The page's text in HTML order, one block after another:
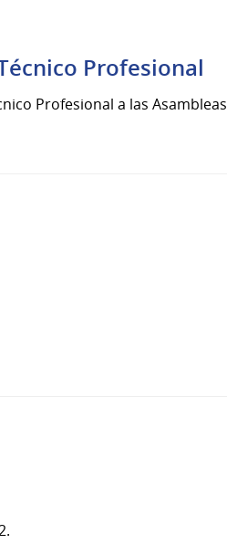
Profesional
Profesional a las Asambleas